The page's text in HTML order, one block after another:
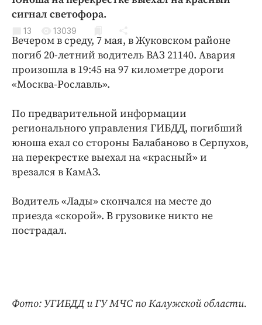
Криминал
Культура
Недвижимость и ЖКХ
Образование
Общество
Праздники
Происшествия
Спорт
Экономика и бизнес
Блоги
Издания
Бренд года
сигнал светофора.
13 13039
Вечером в среду, 7 мая, в Жуковском районе
погиб 20-летний водитель ВАЗ 21140. Авария
произошла в 19:45 на 97 километре дороги
«Москва-Рославль».
По предварительной информации
регионального управления ГИБДД, погибший
юноша ехал со стороны Балабаново в Серпухов,
на перекрестке выехал на «красный» и
врезался в КамАЗ.
Водитель «Лады» скончался на месте до
приезда «скорой». В грузовике никто не
пострадал.
Фото: УГИБДД и ГУ МЧС по Калужской области.